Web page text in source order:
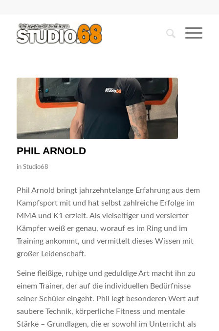
PHIL ARNOLD
in Studio68
Phil Arnold bringt jahrzehntelange Erfahrung aus dem
Kampfsport mit und hat selbst zahlreiche Erfolge im
MMA und K1 erzielt. Als vielseitiger und versierter
Kämpfer weiß er genau, worauf es im Ring und im
Training ankommt, und vermittelt dieses Wissen mit
großer Leidenschaft.
Seine fleißige, ruhige und geduldige Art macht ihn zu
einem Trainer, der auf die individuellen Bedürfnisse
seiner Schüler eingeht. Phil legt besonderen Wert auf
saubere Technik, körperliche Fitness und mentale
Stärke – Grundlagen, die er sowohl im Unterricht als